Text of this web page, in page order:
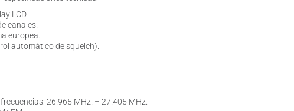
LCD.
canales.
europea.
automático de squelch).
26.965 MHz. – 27.405 MHz.